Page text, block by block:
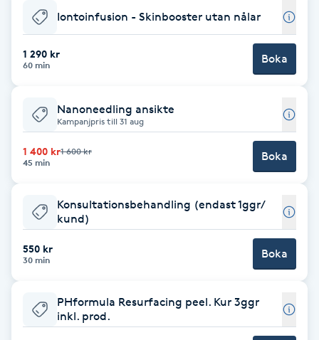
Face framing
Fet hårbotten
Fibromassage
Fillers
Iontoinfusion - Skinbooster utan nålar
1 290 kr
60 min Boka
Nanoneedling ansikte
Kampanjpris till 31 aug
1 400 kr1 600 kr
45 min
Boka
Konsultationsbehandling (endast 1ggr/
kund)
550 kr
30 min Boka
PHformula Resurfacing peel. Kur 3ggr
inkl. prod.